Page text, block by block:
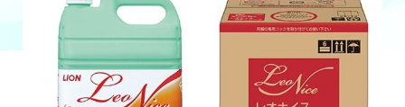
お悩み解決
感染防止対策・食品衛生